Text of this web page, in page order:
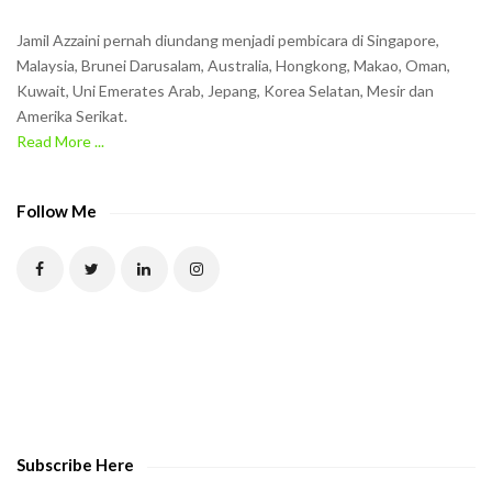
Jamil Azzaini pernah diundang menjadi pembicara di Singapore,
Malaysia, Brunei Darusalam, Australia, Hongkong, Makao, Oman,
Kuwait, Uni Emerates Arab, Jepang, Korea Selatan, Mesir dan
Amerika Serikat.
Read More ...
Follow Me
Subscribe Here